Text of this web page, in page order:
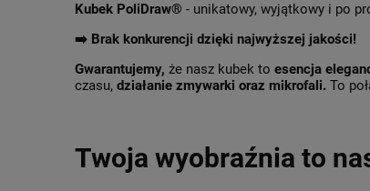
Kubek PoliDraw® - unikatowy, wyjątkowy i po
➡️ Brak konkurencji dzięki najwyższej jakości!
Gwarantujemy, że nasz kubek to esencja
czasu, działanie zmywarki oraz mikrofali. To
Twoja wyobraźnia to